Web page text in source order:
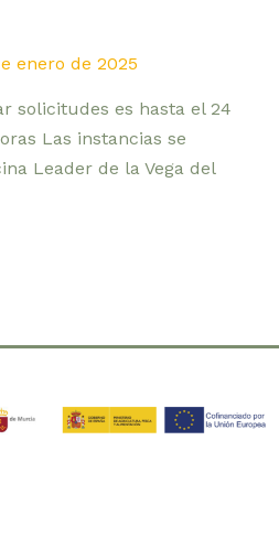
enero de 2025
solicitudes es hasta el 24
Las instancias se
Leader de la Vega del